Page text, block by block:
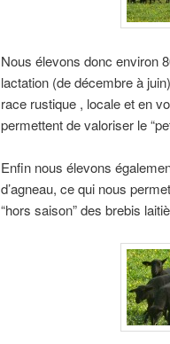
Nous élevons donc environ
lactation (de décembre à
race rustique , locale et en
permettent de valoriser le
Enfin nous élevons
d’agneau, ce qui nous
“hors saison” des brebis